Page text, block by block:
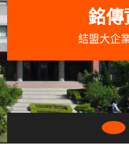
Skip
to
content
銘傳
結盟大企
Open